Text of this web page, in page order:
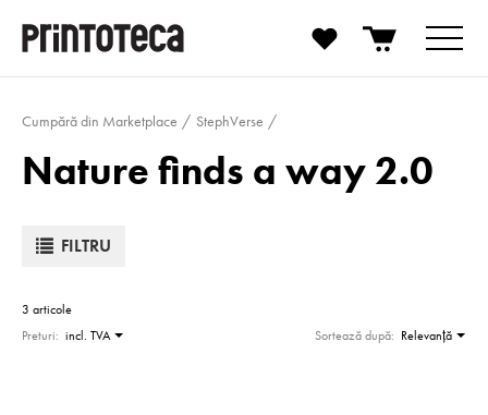
Cumpără din Marketplace StephVerse
Nature finds a way 2.0
FILTRU
3 articole
Preturi: incl. TVA Sortează după: Relevanţă